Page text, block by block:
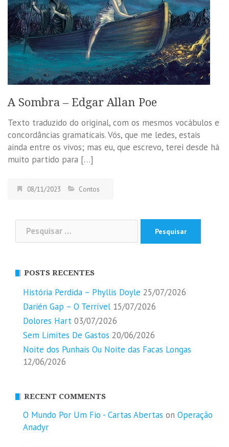
A Sombra – Edgar Allan Poe
Texto traduzido do original, com os mesmos vocábulos e
concordâncias gramaticais. Vós, que me ledes, estais
ainda entre os vivos; mas eu, que escrevo, terei desde há
muito partido para […]
08/11/2023 Contos
Pesquisar
por:
POSTS RECENTES
História Perdida – Phyllis Doyle 25/07/2026
Darién Gap – O Terrível 15/07/2026
Dolores Hart 03/07/2026
Sem Limites De Gastos 20/06/2026
Noite dos Punhais Ou Noite das Facas Longas
12/06/2026
RECENT COMMENTS
O Mundo Por Um Fio - Cartas Abertas on Operação
Anadyr